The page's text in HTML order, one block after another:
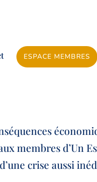
ESPACE MEMBRES
membres d’Un
crise aussi